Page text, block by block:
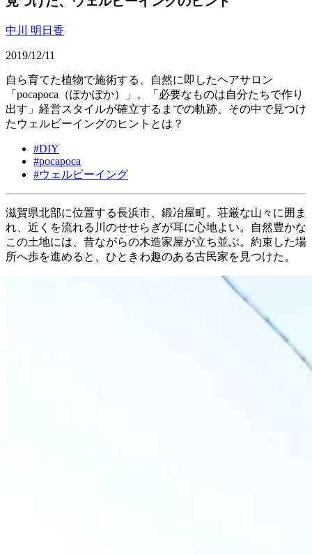
中川 明日香
2019/12/11
自ら育てた植物で施術する、自然に即したヘアサロン
「pocapoca（ぽかぽか）」。「必要なものは自分たちで作り
出す」経営スタイルが確立するまでの軌跡、その中で見つけ
たウェルビーイングのヒントとは？
#DIY
#pocapoca
#ウェルビーイング
滋賀県北部に位置する長浜市、鍛冶屋町。荘厳な山々に囲ま
れ、近くを流れる川のせせらぎが耳に心地よい。自然豊かな
この土地には、昔ながらの木造家屋が立ち並ぶ。約束した場
所へ歩を進めると、ひときわ趣のある古民家を見つけた。